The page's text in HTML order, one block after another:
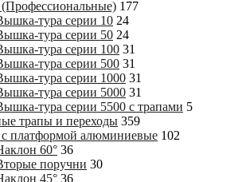
(Профессиональные) 177
тура cерии 10 24
тура cерии 50 24
тура cерии 100 31
тура cерии 500 31
тура cерии 1000 31
тура cерии 5000 31
тура cерии 5500 с трапами 5
трапы и переходы 359
платформой алюминиевые 102
60° 36
поручни 30
45° 36